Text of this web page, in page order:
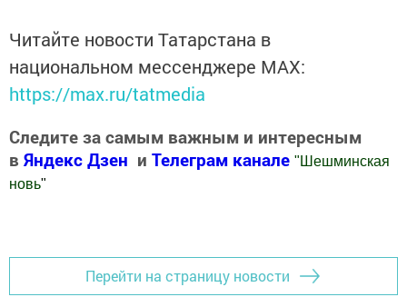
Читайте новости Татарстана в
национальном мессенджере MАХ:
https://max.ru/tatmedia
Следите за самым важным и интересным
в Яндекс Дзен и Телеграм канале " Шешминская
новь"
Перейти на страницу новости